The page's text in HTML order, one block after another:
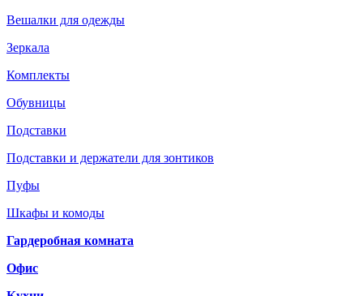
Вешалки для одежды
Зеркала
Комплекты
Обувницы
Подставки
Подставки и держатели для зонтиков
Пуфы
Шкафы и комоды
Гардеробная комната
Офис